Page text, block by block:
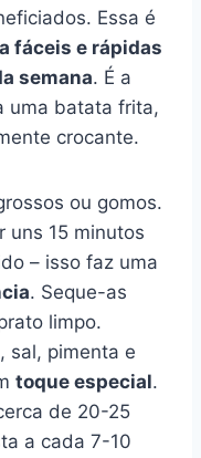
Essa é
fáceis e rápidas
semana. É a
uma batata frita,
crocante.
ou gomos.
uns 15 minutos
– isso faz uma
. Seque-as
limpo.
sal, pimenta e
toque especial.
de 20-25
a cada 7-10